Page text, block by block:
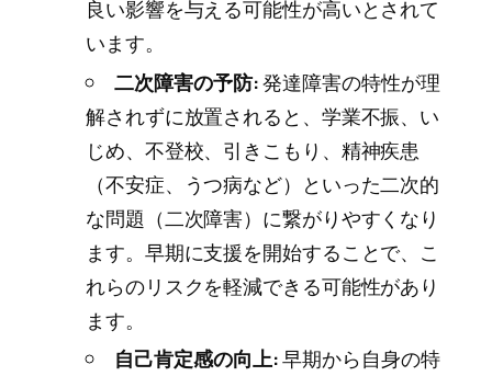
良い影響を与える可能性が高いとされて
います。
二次障害の予防:発達障害の特性が理
解されずに放置されると、学業不振、い
じめ、不登校、引きこもり、精神疾患
（不安症、うつ病など）といった二次的
な問題（二次障害）に繋がりやすくなり
ます。早期に支援を開始することで、こ
れらのリスクを軽減できる可能性があり
ます。
自己肯定感の向上:早期から自身の特